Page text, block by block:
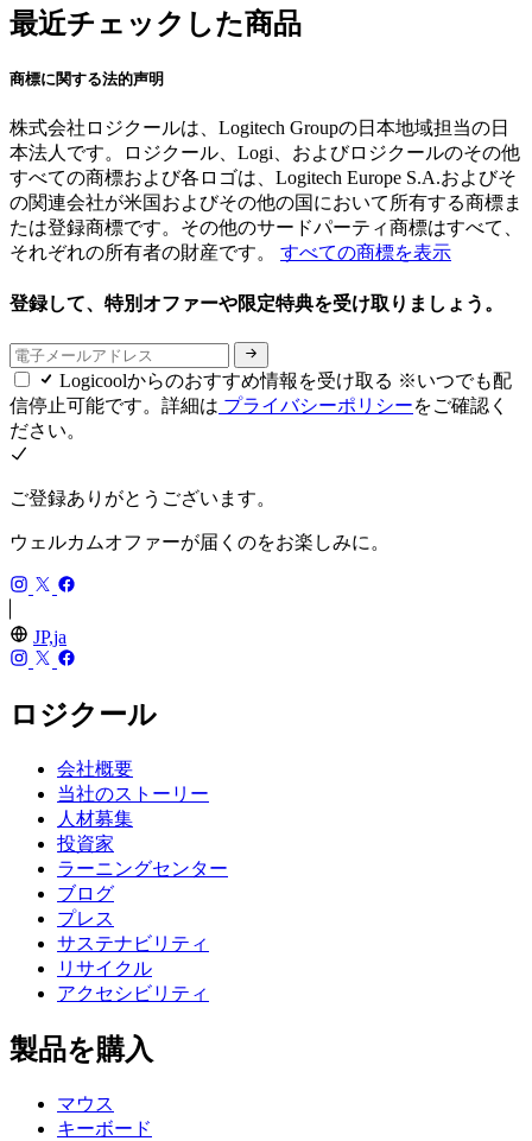
最近チェックした商品
商標に関する法的声明
株式会社ロジクールは、Logitech Groupの日本地域担当の日
本法人です。ロジクール、Logi、およびロジクールのその他
すべての商標および各ロゴは、Logitech Europe S.A.およびそ
の関連会社が米国およびその他の国において所有する商標ま
たは登録商標です。その他のサードパーティ商標はすべて、
それぞれの所有者の財産です。 すべての商標を表示
登録して、特別オファーや限定特典を受け取りましょう。
Logicoolからのおすすめ情報を受け取る ※いつでも配
信停止可能です。詳細は プライバシーポリシーをご確認く
ださい。
ご登録ありがとうございます。
ウェルカムオファーが届くのをお楽しみに。
JP,ja
ロジクール
会社概要
当社のストーリー
人材募集
投資家
ラーニングセンター
ブログ
プレス
サステナビリティ
リサイクル
アクセシビリティ
製品を購入
マウス
キーボード